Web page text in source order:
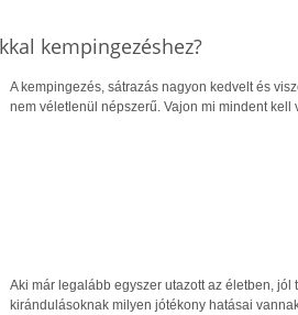
kempingezéshez?
A kempingezés, sátrazás nagyon kedvelt és
nem véletlenül népszerű. Vajon mi mindent
Aki már legalább egyszer utazott az életben,
kirándulásoknak milyen jótékony hatásai